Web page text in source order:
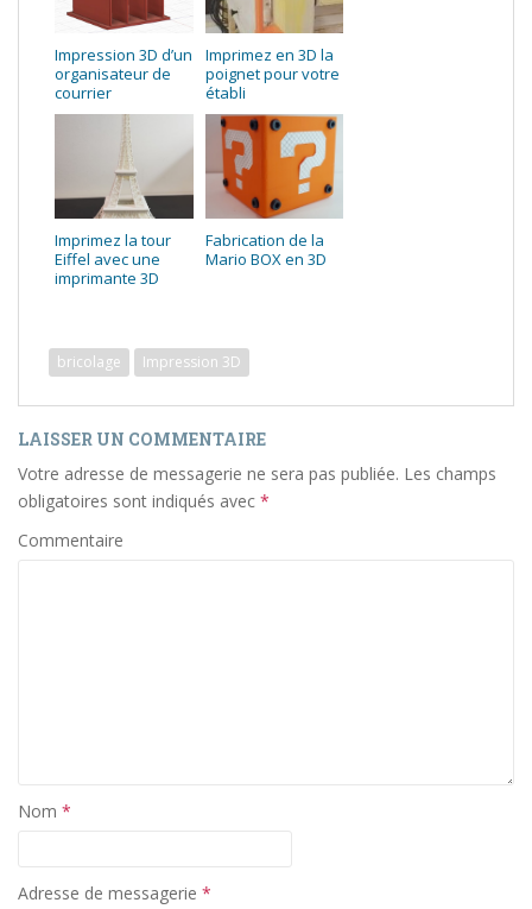
Impression 3D d’un
organisateur de
courrier
Imprimez en 3D la
poignet pour votre
établi
Imprimez la tour
Eiffel avec une
imprimante 3D
Fabrication de la
Mario BOX en 3D
bricolage Impression 3D
LAISSER UN COMMENTAIRE
Votre adresse de messagerie ne sera pas publiée. Les champs
obligatoires sont indiqués avec *
Commentaire
Nom *
Adresse de messagerie *